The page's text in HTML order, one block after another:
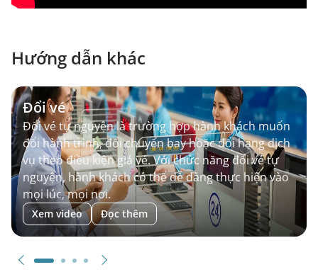
Hướng dẫn khác
Đổi vé
Đổi vé tự nguyện là trường hợp hành khách muốn
đổi hành trình, đổi chuyến bay hoặc đổi hạng dịch
vụ theo điều kiện giá vé. Với chức năng đổi vé tự
nguyện, hành khách có thể dễ dàng thực hiện vào
mọi lúc, mọi nơi.
Xem video Đọc thêm